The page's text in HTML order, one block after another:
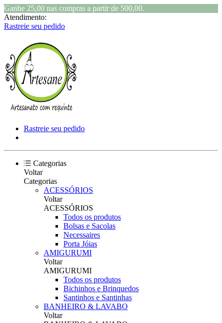
Ganhe 25,00 nas compras a partir de 500,00.
Atendimento:
Rastreie seu pedido
Rastreie seu pedido
Categorias
Voltar
Categorias
ACESSÓRIOS
Voltar
ACESSÓRIOS
Todos os produtos
Bolsas e Sacolas
Necessaires
Porta Jóias
AMIGURUMI
Voltar
AMIGURUMI
Todos os produtos
Bichinhos e Brinquedos
Santinhos e Santinhas
BANHEIRO & LAVABO
Voltar